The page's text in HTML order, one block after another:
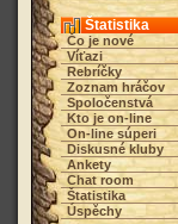
Štatistika
Čo je nové
Víťazi
Rebríčky
Zoznam hráčov
Spoločenstvá
Kto je on-line
On-line súperi
Diskusné kluby
Ankety
Chat room
Štatistika
Úspěchy